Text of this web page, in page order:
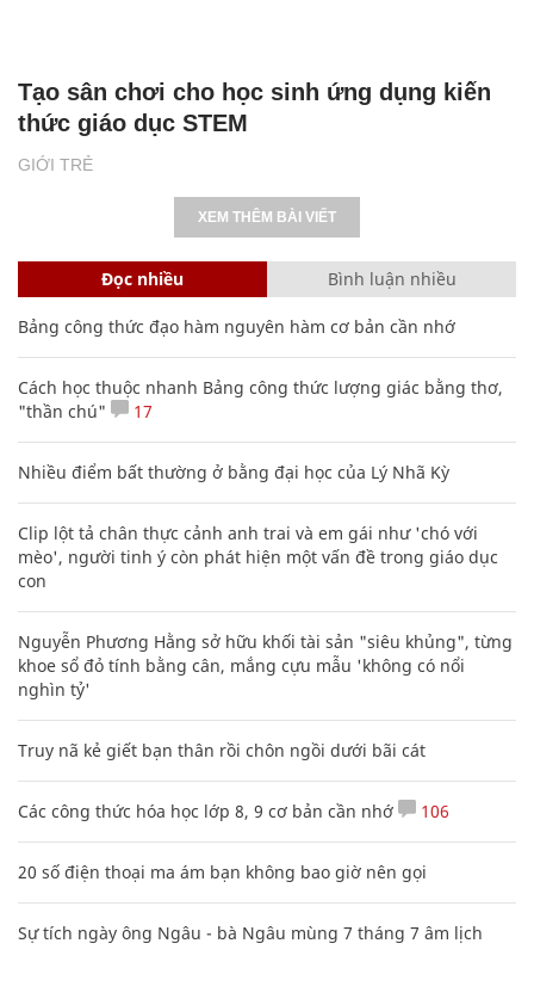
GIỚI TRẺ
Tạo sân chơi cho học sinh ứng dụng kiến
thức giáo dục STEM
XEM THÊM BÀI VIẾT
Đọc nhiều Bình luận nhiều
Bảng công thức đạo hàm nguyên hàm cơ bản cần nhớ
Cách học thuộc nhanh Bảng công thức lượng giác bằng thơ,
"thần chú"
17
Nhiều điểm bất thường ở bằng đại học của Lý Nhã Kỳ
Clip lột tả chân thực cảnh anh trai và em gái như 'chó với
mèo', người tinh ý còn phát hiện một vấn đề trong giáo dục
con
Nguyễn Phương Hằng sở hữu khối tài sản "siêu khủng", từng
khoe sổ đỏ tính bằng cân, mắng cựu mẫu 'không có nổi
nghìn tỷ'
Truy nã kẻ giết bạn thân rồi chôn ngồi dưới bãi cát
Các công thức hóa học lớp 8, 9 cơ bản cần nhớ 106
20 số điện thoại ma ám bạn không bao giờ nên gọi
Sự tích ngày ông Ngâu - bà Ngâu mùng 7 tháng 7 âm lịch